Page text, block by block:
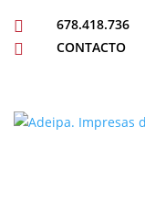
 678.418.736
 CONTACTO